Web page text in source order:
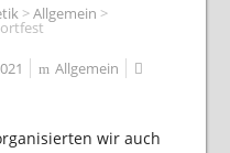
>Allgemein >
Allgemein
wir auch